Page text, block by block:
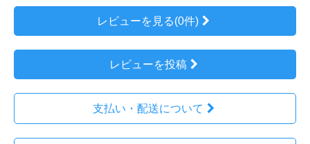
レビューを見る(0件)
レビューを投稿
支払い・配送について